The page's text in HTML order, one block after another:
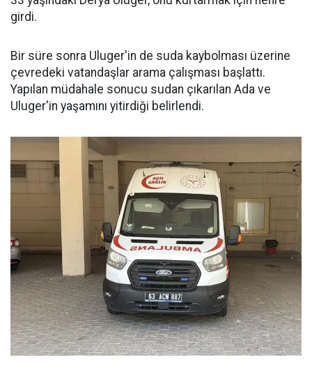
girdi.
Bir süre sonra Uluger'in de suda kaybolması üzerine
çevredeki vatandaşlar arama çalışması başlattı.
Yapılan müdahale sonucu sudan çıkarılan Ada ve
Uluger'in yaşamını yitirdiği belirlendi.